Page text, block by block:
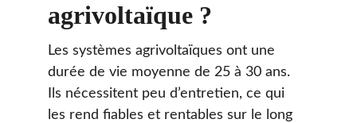
agrivoltaïque ?
Les systèmes agrivoltaïques ont une
durée de vie moyenne de 25 à 30 ans.
Ils nécessitent peu d’entretien, ce qui
les rend fiables et rentables sur le long